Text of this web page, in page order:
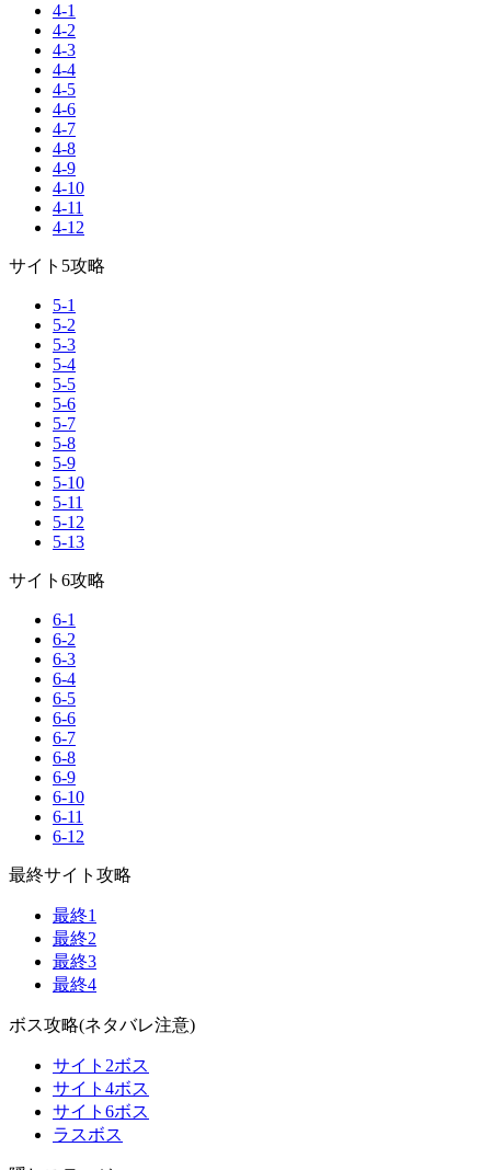
4-1
4-2
4-3
4-4
4-5
4-6
4-7
4-8
4-9
4-10
4-11
4-12
サイト5攻略
5-1
5-2
5-3
5-4
5-5
5-6
5-7
5-8
5-9
5-10
5-11
5-12
5-13
サイト6攻略
6-1
6-2
6-3
6-4
6-5
6-6
6-7
6-8
6-9
6-10
6-11
6-12
最終サイト攻略
最終1
最終2
最終3
最終4
ボス攻略(ネタバレ注意)
サイト2ボス
サイト4ボス
サイト6ボス
ラスボス